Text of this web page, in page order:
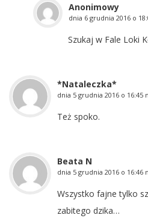
Anonimowy
dnia 6 grudnia 2016 o
Szukaj w Fale Loki
*Nataleczka*
dnia 5 grudnia 2016 o 16:45
Też spoko.
Beata N
dnia 5 grudnia 2016 o 16:46
Wszystko fajne tylko
zabitego dzika…